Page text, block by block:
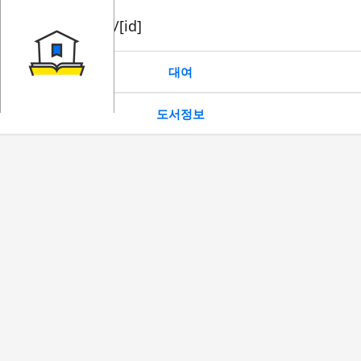
book/rent/[id]
대여
도서정보